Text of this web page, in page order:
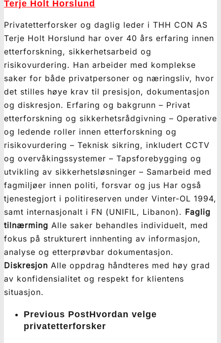
Terje Holt Horslund
Privatetterforsker og daglig leder i THH CON AS
Terje Holt Horslund har over 40 års erfaring innen
etterforskning, sikkerhetsarbeid og
risikovurdering. Han arbeider med komplekse
saker for både privatpersoner og næringsliv, hvor
det stilles høye krav til presisjon, dokumentasjon
og diskresjon. Erfaring og bakgrunn – Privat
etterforskning og sikkerhetsrådgivning – Operative
og ledende roller innen etterforskning og
risikovurdering – Teknisk sikring, inkludert CCTV
og overvåkingssystemer – Tapsforebygging og
utvikling av sikkerhetsløsninger – Samarbeid med
fagmiljøer innen politi, forsvar og jus Har også
tjenestegjort i politireserven under Vinter-OL 1994,
samt internasjonalt i FN (UNIFIL, Libanon). Faglig
tilnærming Alle saker behandles individuelt, med
fokus på strukturert innhenting av informasjon,
analyse og etterprøvbar dokumentasjon.
Diskresjon Alle oppdrag håndteres med høy grad
av konfidensialitet og respekt for klientens
situasjon.
Previous PostHvordan velge
privatetterforsker